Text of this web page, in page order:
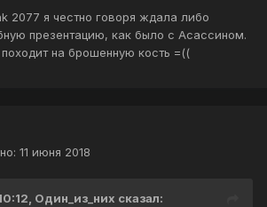
2077 я честно говоря ждала либо
презентацию, как было с Асассином.
на брошенную кость =((
11 июня 2018
Один_из_них сказал: